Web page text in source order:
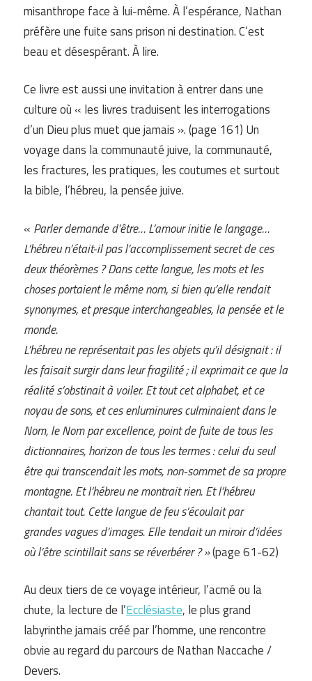
misanthrope face à lui-même. À l’espérance, Nathan
préfère une fuite sans prison ni destination. C’est
beau et désespérant. À lire.
Ce livre est aussi une invitation à entrer dans une
culture où « les livres traduisent les interrogations
d’un Dieu plus muet que jamais ». (page 161) Un
voyage dans la communauté juive, la communauté,
les fractures, les pratiques, les coutumes et surtout
la bible, l’hébreu, la pensée juive.
« Parler demande d’être… L’amour initie le langage…
L’hébreu n’était-il pas l’accomplissement secret de ces
deux théorèmes ? Dans cette langue, les mots et les
choses portaient le même nom, si bien qu’elle rendait
synonymes, et presque interchangeables, la pensée et le
monde.
L’hébreu ne représentait pas les objets qu’il désignait : il
les faisait surgir dans leur fragilité ; il exprimait ce que la
réalité s’obstinait à voiler. Et tout cet alphabet, et ce
noyau de sons, et ces enluminures culminaient dans le
Nom, le Nom par excellence, point de fuite de tous les
dictionnaires, horizon de tous les termes : celui du seul
être qui transcendait les mots, non-sommet de sa propre
montagne. Et l’hébreu ne montrait rien. Et l’hébreu
chantait tout. Cette langue de feu s’écoulait par
grandesvagues d’images. Elle tendait un miroir d’idées
où l’être scintillait sans se réverbérer ? »(page 61-62)
Au deux tiers de ce voyage intérieur, l’acmé ou la
chute, la lecture de l’Ecclésiaste, le plus grand
labyrinthe jamais créé par l’homme, une rencontre
obvie au regard du parcours de Nathan Naccache /
Devers.